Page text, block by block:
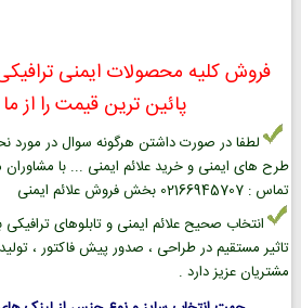
فروش کلیه محصولات ایمنی
پائین ترین قیمت را از
لطفا در صورت داشتن هرگونه سوال در مورد
طرح های ایمنی و خرید علائم ایمنی ... با
تماس : 02166945707 بخش فروش علائم ایمنی
انتخاب صحیح علائم ایمنی و تابلوهای
تاثیر مستقیم در طراحی ، صدور پیش فاکتور ،
مشتریان عزیز دارد .